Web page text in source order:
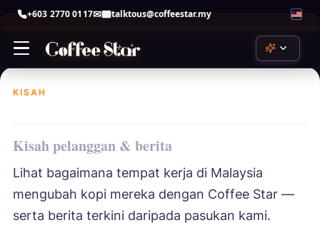
+603 2770 0117 talktous@coffeestar.my
by Anthropic
Copilot
by Microsoft
Skip
to
KISAH
Kisah pelanggan & berita
Lihat bagaimana tempat kerja di Malaysia
mengubah kopi mereka dengan Coffee Star —
serta berita terkini daripada pasukan kami.